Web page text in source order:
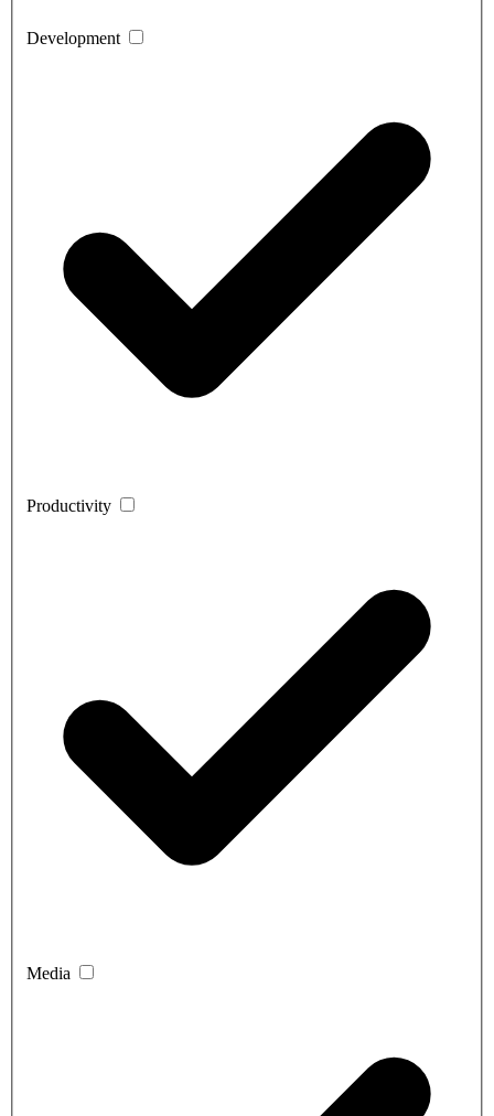
Development
Productivity
Media